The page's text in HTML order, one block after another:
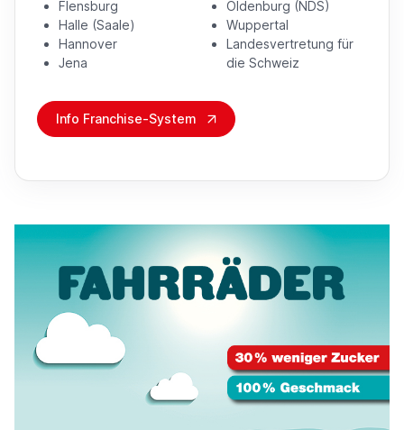
Flensburg
Halle (Saale)
Hannover
Jena
Oldenburg (NDS)
Wuppertal
Landesvertretung für
die Schweiz
Info Franchise-System